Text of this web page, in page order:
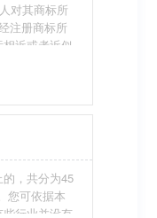
对其商标所
注册商标所
近或者近似
伪造、擅自
注册商标标
，共分为45
您可依据本
些行业并没有